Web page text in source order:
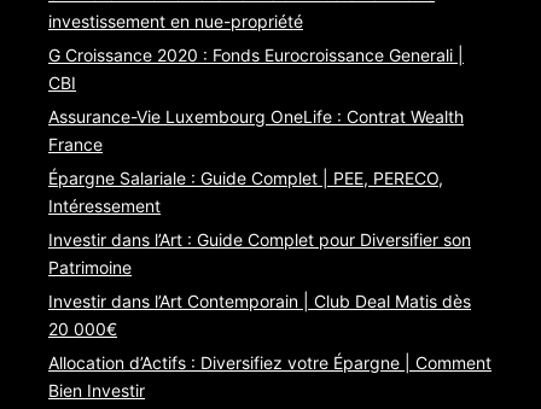
investissement en nue-propriété
G Croissance 2020 : Fonds Eurocroissance Generali |
CBI
Assurance-Vie Luxembourg OneLife : Contrat Wealth
France
Épargne Salariale : Guide Complet | PEE, PERECO,
Intéressement
Investir dans l’Art : Guide Complet pour Diversifier son
Patrimoine
Investir dans l’Art Contemporain | Club Deal Matis dès
20 000€
Allocation d’Actifs : Diversifiez votre Épargne | Comment
Bien Investir